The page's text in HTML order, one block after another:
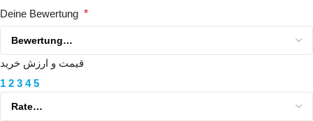
Deine Bewertung *
قیمت و ارزش خرید
1 2 3 4 5